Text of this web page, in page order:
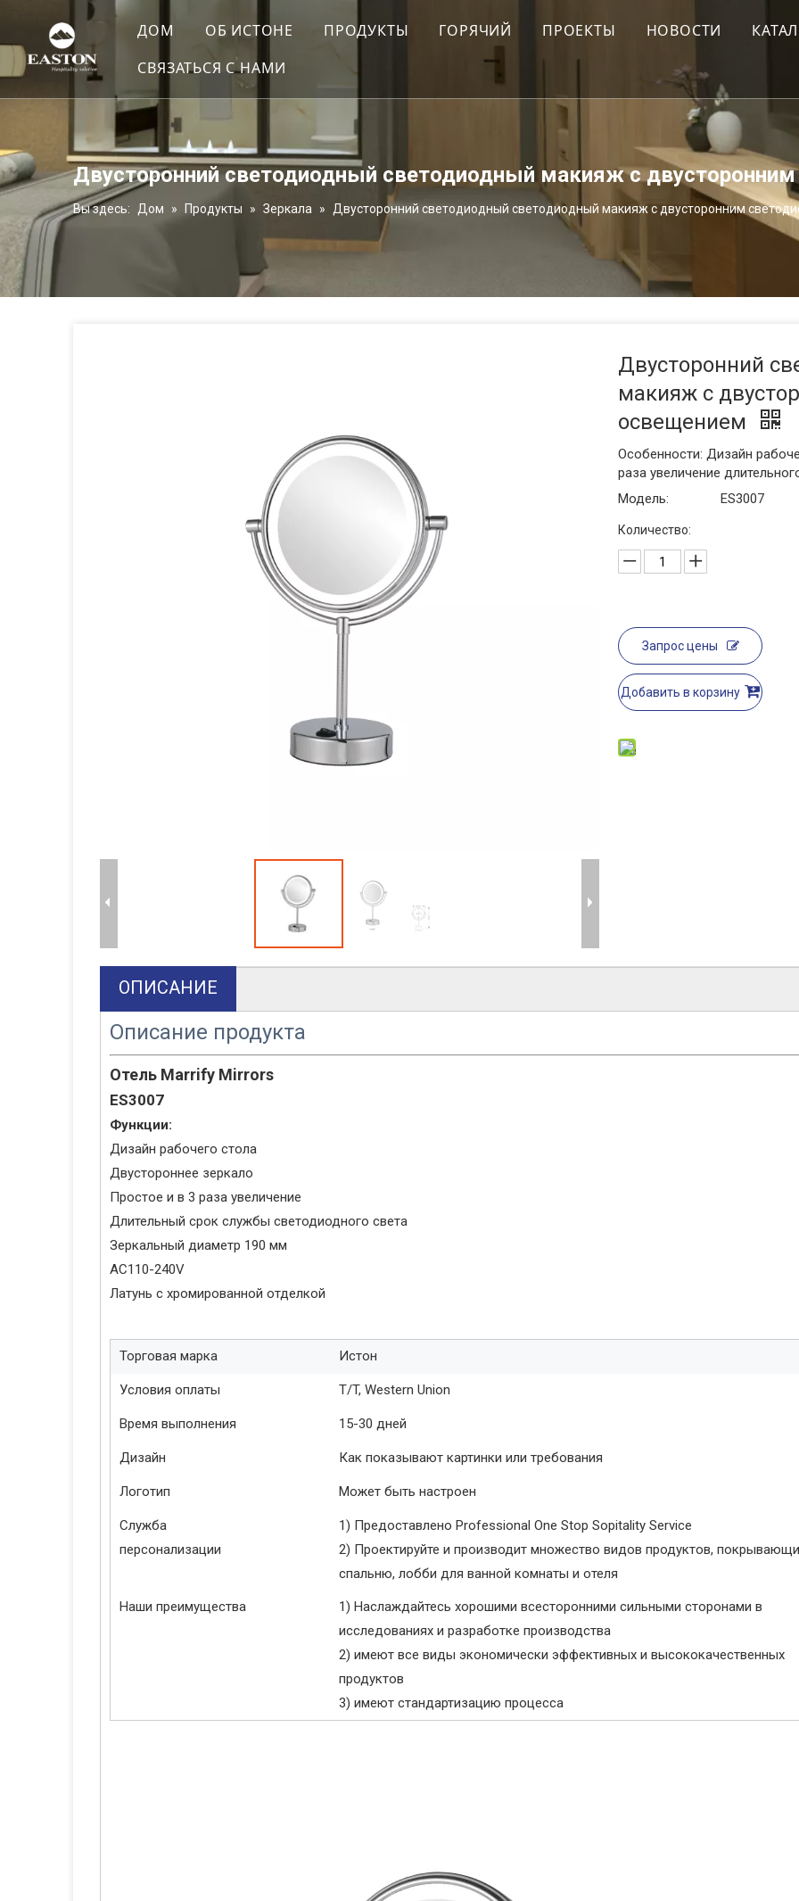
ДОМ ОБ ИСТОНЕ
Профиль компании
Оказание услуг
Сертификаты
ПРОДУКТЫ
Чайники и подносы
Гладильные центры
Зеркала
Минибары
ГОРЯЧИЙ ПРОЕКТЫ
ПРОЕКТ ДЛЯ СЕВЕРНОЙ
ЮЖНО-АМЕРИКАНСКИЙ ПРОЕКТ
ЕВРОПЕЙСКИЙ ПРОЕКТ
ОКЕАНСКИЙ ПРОЕКТ
АФРИКАНСКИЙ ПРОЕКТ
АЗИАТСКИЙ ПРОЕКТ
НОВОСТИ
СВЯЗАТЬСЯ С НАМИ
Двусторонний светодиодный светодиодный макияж с
Вы здесь: Дом » Продукты » Зеркала » Двусторонний светодиодный светодиодный макияж с двусторонним
Двусторонний
макияж с
освещением
Особенности: Дизайн
раза увеличение
Модель:
ES3007
Количество:
Запрос цены
Добавить в корзину
ОПИСАНИЕ
Описание продукта
Отель Marrify Mirrors
ES3007
Функции:
Дизайн рабочего стола
Двустороннее зеркало
Простое и в 3 раза увеличение
Длительный срок службы светодиодного света
Зеркальный диаметр 190 мм
AC110-240V
Латунь с хромированной отделкой
Торговая марка Истон
Условия оплаты T/T, Western Union
Время выполнения 15-30 дней
Дизайн Как показывают картинки или требования
Логотип Может быть настроен
Служба
персонализации
1) Предоставлено Professional One Stop Sopitality Service
2) Проектируйте и производит множество видов продуктов,
спальню, лобби для ванной комнаты и отеля
Наши преимущества
1) Наслаждайтесь хорошими всесторонними сильными сторонами в
исследованиях и разработке производства
2) имеют все виды экономически эффективных и высококачественных
продуктов
3) имеют стандартизацию процесса